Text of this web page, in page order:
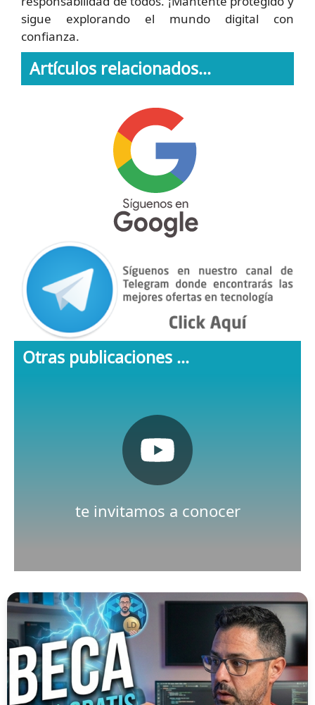
sigue explorando el mundo digital con
confianza.
Artículos relacionados...
Otras publicaciones ...
te invitamos a conocer
Nuestro canal de Youtube
Pulsa aquí